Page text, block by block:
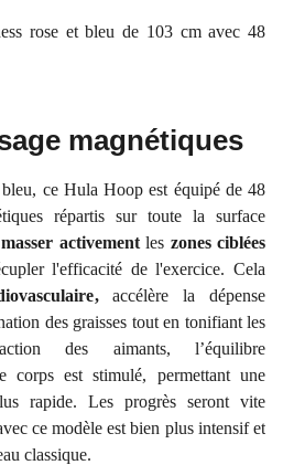
magnétiques
ce Hula Hoop est équipé de 48
répartis sur toute la surface
masser activementles zones ciblées
l'efficacité de l'exercice. Cela
accélère la dépense
des graisses tout en tonifiant les
des aimants, l’équilibre
corps est stimulé, permettant une
rapide. Les progrès seront vite
ce modèle est bien plus intensif et
classique.